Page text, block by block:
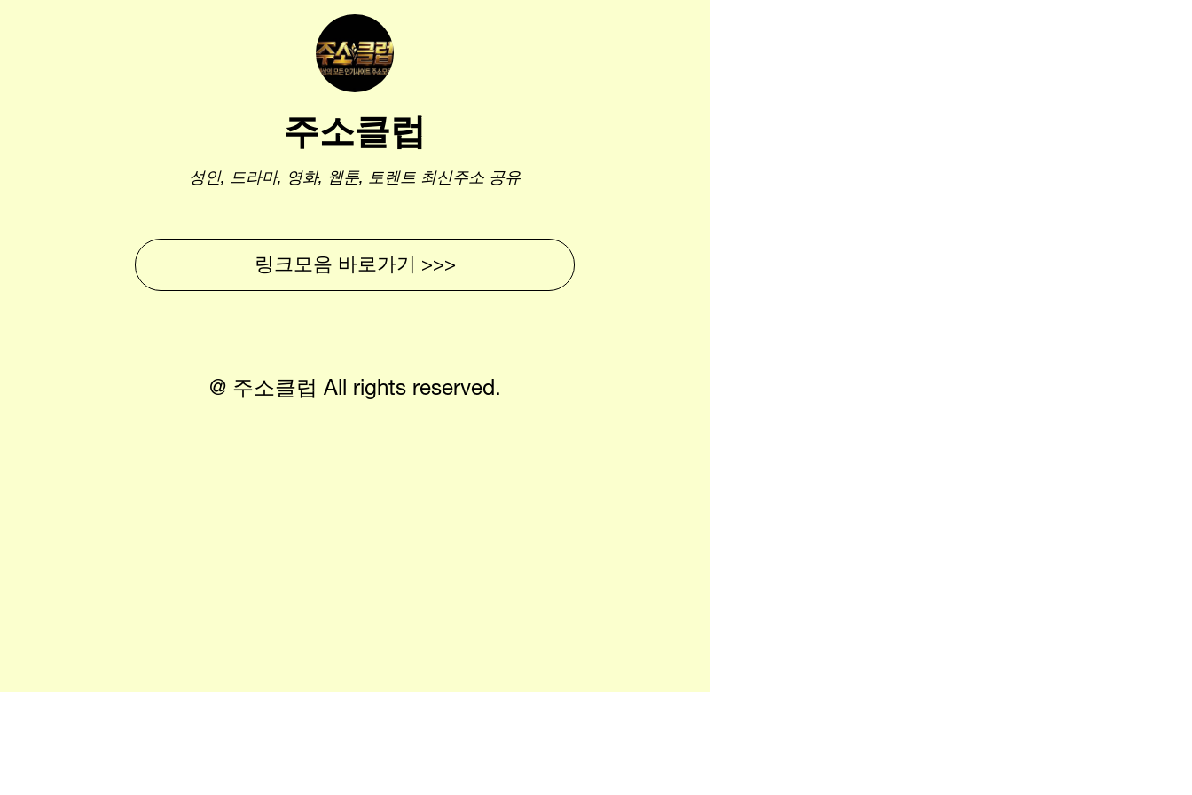
주소클럽
성인, 드라마, 영화, 웹툰, 토렌트 최신주소 공유
링크모음 바로가기 >>>
@ 주소클럽 All rights reserved.